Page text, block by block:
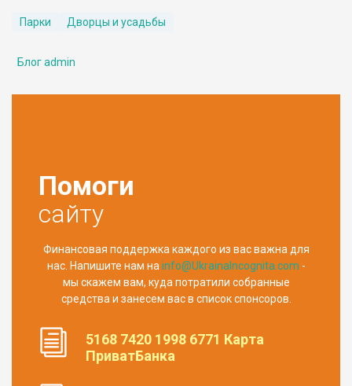
Парки Дворцы и усадьбы
Блог admin
Помоги
сайту
Финансовая поддержка каждого из вас важна для
нас. Напишите нам на info@UkrainaIncognita.com -
мы скажем вам, куда потратили собранные
средства и занесем вас в список спонсоров.
5168 7420 1998 6771 Карта
ПриватБанка